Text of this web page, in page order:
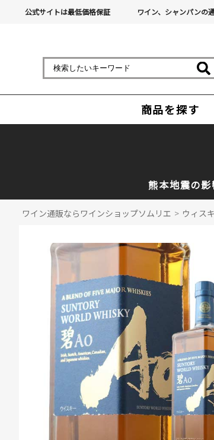
公式サイトは最低価格保証 ワイン、シャンパンの
商品を探す
熊本地震の
ワイン通販ならワインショップソムリエ > ウィス